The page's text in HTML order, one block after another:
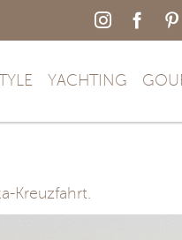
Instagram
YACHTING
Kreuzfahrt.